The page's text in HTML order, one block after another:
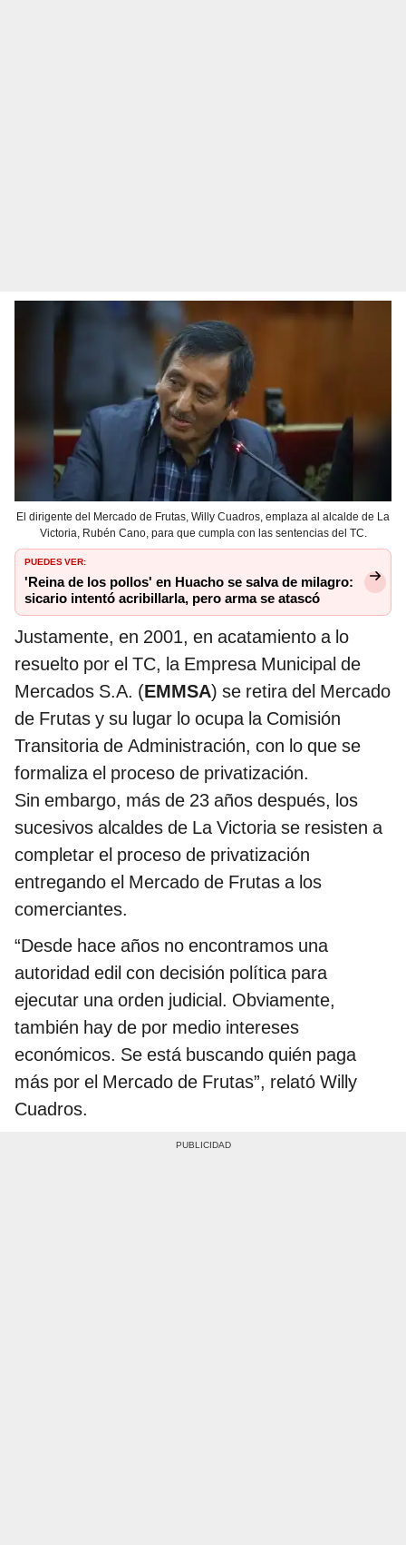
El dirigente del Mercado de Frutas, Willy Cuadros, emplaza al alcalde de La
Victoria, Rubén Cano, para que cumpla con las sentencias del TC.
PUEDES VER:
'Reina de los pollos' en Huacho se salva de milagro:
sicario intentó acribillarla, pero arma se atascó
Justamente, en 2001, en acatamiento a lo
resuelto por el TC, la Empresa Municipal de
Mercados S.A. (EMMSA) se retira del Mercado
de Frutas y su lugar lo ocupa la Comisión
Transitoria de Administración, con lo que se
formaliza el proceso de privatización.
Sin embargo, más de 23 años después, los
sucesivos alcaldes de La Victoria se resisten a
completar el proceso de privatización
entregando el Mercado de Frutas a los
comerciantes.
“Desde hace años no encontramos una
autoridad edil con decisión política para
ejecutar una orden judicial. Obviamente,
también hay de por medio intereses
económicos. Se está buscando quién paga
más por el Mercado de Frutas”, relató Willy
Cuadros.